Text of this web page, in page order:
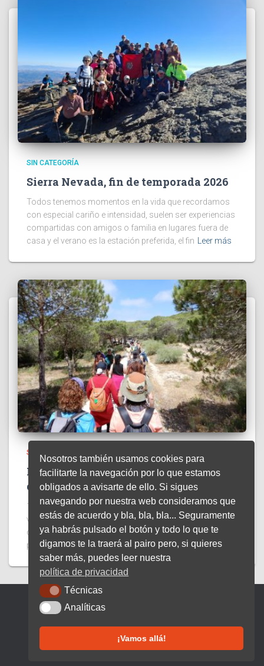
SIN CATEGORÍA
Sierra Nevada, fin de temporada 2026
Todos tenemos momentos en la vida que recordamos
con especial cariño e intensidad, suelen ser experiencias
compartidas con amigos o familia en lugares fuera de
casa y el verano es la estación preferida, el fin Leer más
SIN CATEGORÍA
Ruta Valdebaquero-Piscinas naturales
de Bolonia
17 de mayo de 20260 Acorde a la próxima llegada del
verano, el pasado fin de semana nuestro club se
desplazó de nuevo a la costa atlántica de nuestra
provincia, para enlazar dos de sus Leer más
FACEBOOK
Hestia | Desarrollado porThemeIsle
Nosotros también usamos cookies para
facilitarte la navegación por lo que estamos
obligados a avisarte de ello. Si sigues
navegando por nuestra web consideramos que
estás de acuerdo y bla, bla, bla... Seguramente
ya habrás pulsado el botón y todo lo que te
digamos te la traerá al pairo pero, si quieres
saber más, puedes leer nuestra
política de privacidad
TécnicasTécnicas
AnalíticasAnalíticas
¡Vamos allá!